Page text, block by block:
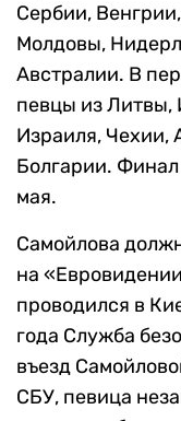
Сербии,
Молдовы,
Австралии. В
певцы из Литвы,
Израиля, Чехии,
Болгарии.
мая.
Самойлова
на
проводился в
года Служба
въезд
СБУ, певица